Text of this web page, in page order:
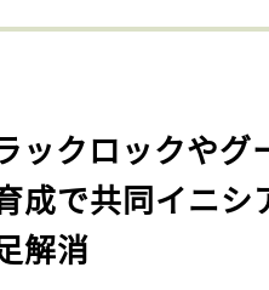
ックロックやグ
成で共同イニシ
解消